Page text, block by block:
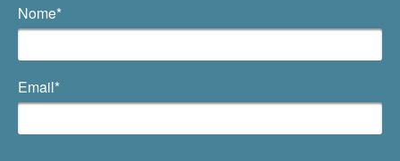
Nome*
Email*